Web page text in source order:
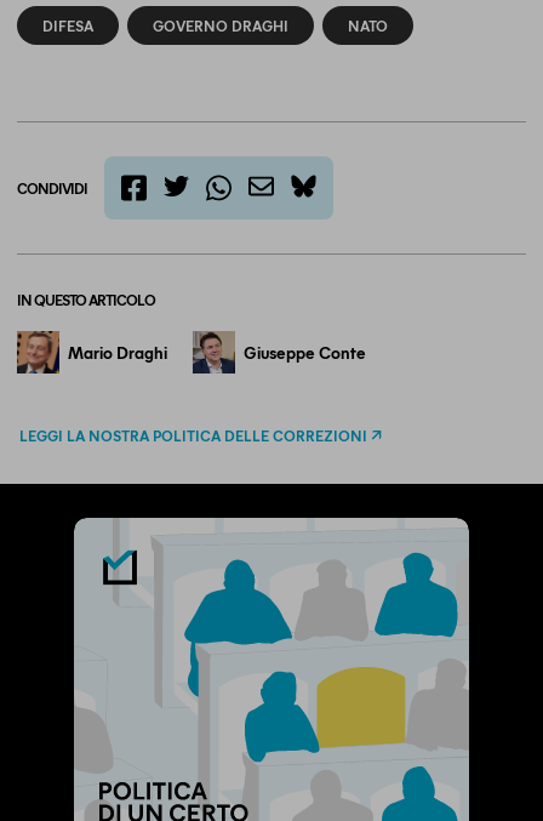
DIFESA GOVERNO DRAGHI NATO
CONDIVIDI
bluesky
IN QUESTO ARTICOLO
Mario Draghi Giuseppe Conte
LEGGI LA NOSTRA POLITICA DELLE CORREZIONI